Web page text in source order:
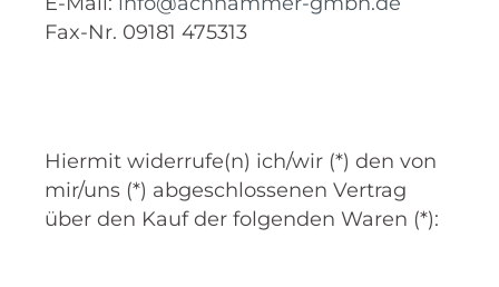
Fax-Nr. 09181 475313
Hiermit widerrufe(n) ich/wir (*) den von
mir/uns (*) abgeschlossenen Vertrag
über den Kauf der folgenden Waren (*):